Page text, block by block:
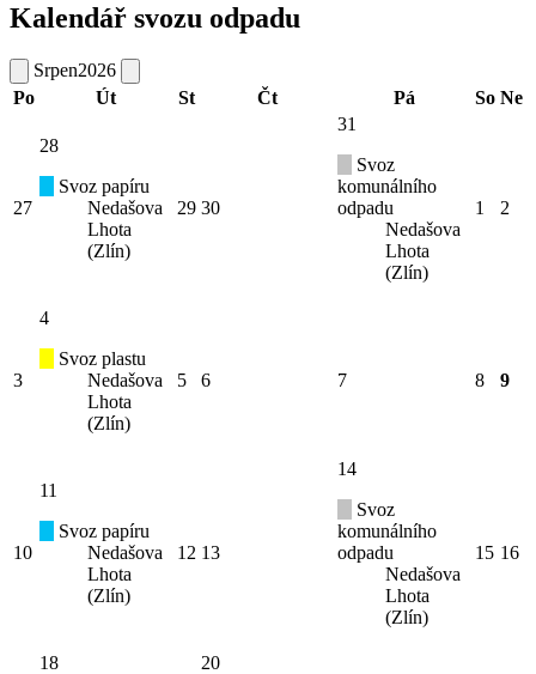
Kalendář svozu odpadu
Srpen2026
Po
Út St Čt Pá So Ne
27
28
Svoz papíru
Nedašova
Lhota
(Zlín)
29 30
31
Svoz
komunálního
odpadu
Nedašova
Lhota
(Zlín)
1 2
3
4
Svoz plastu
Nedašova
Lhota
(Zlín)
5 6 7 8 9
10
11
Svoz papíru
Nedašova
Lhota
(Zlín)
12 13
14
Svoz
komunálního
odpadu
Nedašova
Lhota
(Zlín)
15 16
18
20